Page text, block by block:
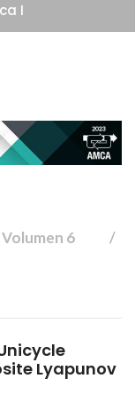
I
6
Lyapunov